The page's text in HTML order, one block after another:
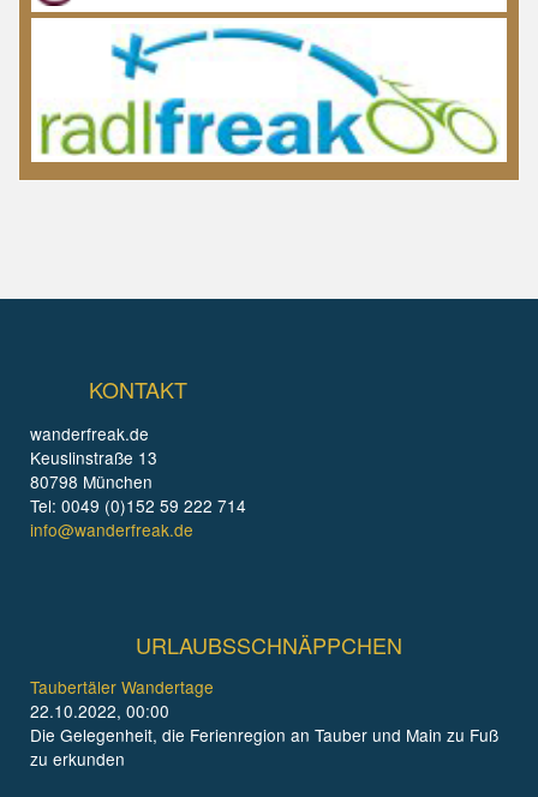
KONTAKT
wanderfreak.de
Keuslinstraße 13
80798 München
Tel: 0049 (0)152 59 222 714
info@wanderfreak.de
URLAUBSSCHNÄPPCHEN
Taubertäler Wandertage
22.10.2022, 00:00
Die Gelegenheit, die Ferienregion an Tauber und Main zu Fuß
zu erkunden